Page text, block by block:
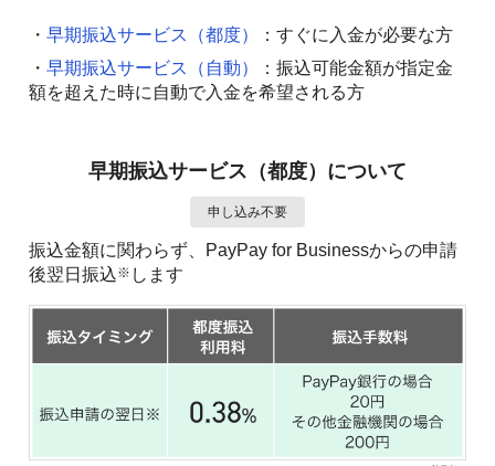
・ 早期振込サービス（都度）
：すぐに入金が必要な方
・ 早期振込サービス（自動）
：振込可能金額が指定金
額を超えた時に自動で入金を希望される方
早期振込サービス（都度）について
申し込み不要
振込金額に関わらず、PayPay for Businessからの申請
後翌日振込※ します